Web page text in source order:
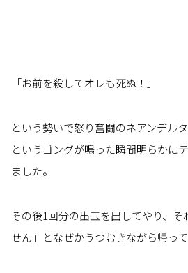
「お前を殺してオレも死ぬ！」
という勢いで怒り奮闘のネアンデル
というゴングが鳴った瞬間明らかに
ました。
その後1回分の出玉を出してやり、
せん」となぜかうつむきながら帰って